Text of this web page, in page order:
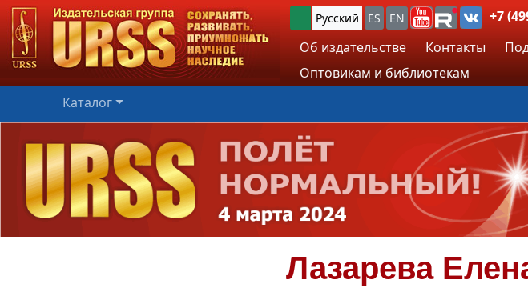
Русский ES EN
+7
Об издательстве
Контакты
Оптовикам и библиотекам
Каталог
Лазарева